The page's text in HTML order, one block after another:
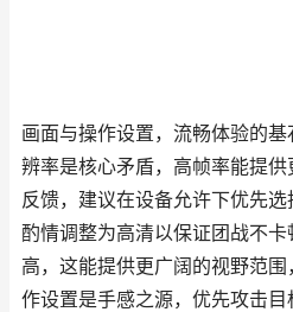
画面与操作设置，流畅体验的
辨率是核心矛盾，高帧率能提
反馈，建议在设备允许下优先
酌情调整为高清以保证团战不
高，这能提供更广阔的视野范
作设置是手感之源，优先攻击